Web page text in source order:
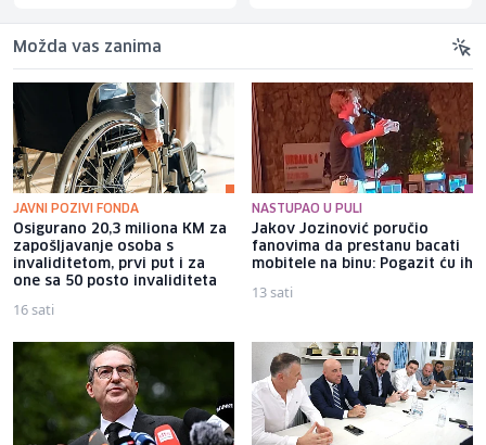
Možda vas zanima
JAVNI POZIVI FONDA
Osigurano 20,3 miliona KM za
zapošljavanje osoba s
invaliditetom, prvi put i za
one sa 50 posto invaliditeta
16 sati
NASTUPAO U PULI
Jakov Jozinović poručio
fanovima da prestanu bacati
mobitele na binu: Pogazit ću ih
13 sati